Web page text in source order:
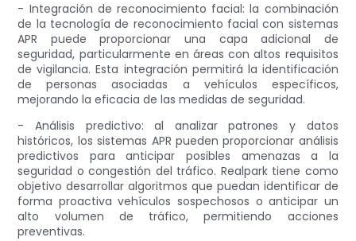
- Integración de reconocimiento facial: la combinación
de la tecnología de reconocimiento facial con sistemas
APR puede proporcionar una capa adicional de
seguridad, particularmente en áreas con altos requisitos
de vigilancia. Esta integración permitirá la identificación
de personas asociadas a vehículos específicos,
mejorando la eficacia de las medidas de seguridad.
- Análisis predictivo: al analizar patrones y datos
históricos, los sistemas APR pueden proporcionar análisis
predictivos para anticipar posibles amenazas a la
seguridad o congestión del tráfico. Realpark tiene como
objetivo desarrollar algoritmos que puedan identificar de
forma proactiva vehículos sospechosos o anticipar un
alto volumen de tráfico, permitiendo acciones
preventivas.